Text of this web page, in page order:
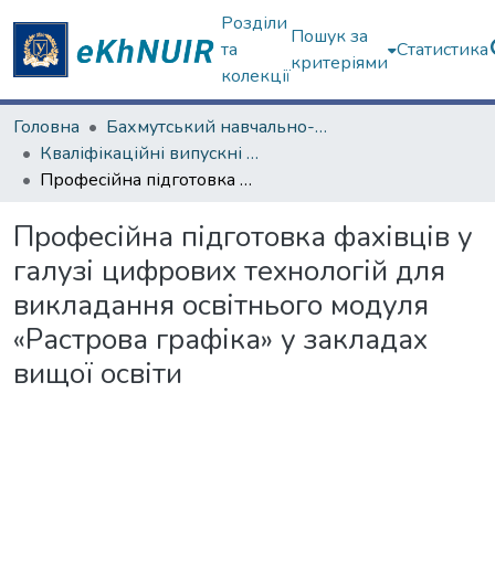
Розділи
та
колекції
Пошук за
критеріями
Статистика
Головна
Бахмутський навчально-науковий професійно-педагогічний інститут
Кваліфікаційні випускні роботи магістрів. Бахмутський навчально-науковий професійно-педагогічний інститут
Професійна підготовка фахівців у галузі цифрових технологій для викладання освітнього модуля «Растрова графіка» у закладах вищої освіти
Професійна підготовка фахівців у
галузі цифрових технологій для
викладання освітнього модуля
«Растрова графіка» у закладах
вищої освіти